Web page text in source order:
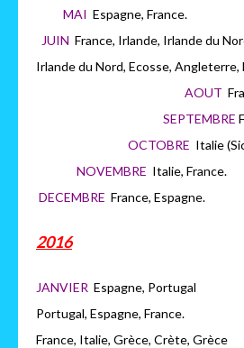
MAI Espagne,
JUIN France, Irlande, Irlande
Irlande du Nord, Ecosse,
AOUT
SEPTEMBRE
OCTOBRE
NOVEMBRE Italie,
DECEMBRE France, Espagne.
2016
JANVIER Espagne,
Portugal, Espagne,
France, Italie, Grèce, Crète, Grèce